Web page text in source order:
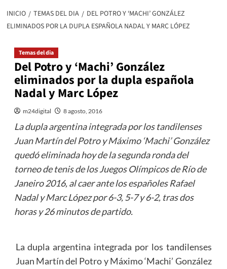
INICIO TEMAS DEL DIA
DEL POTRO Y ‘MACHI’ GONZÁLEZ
ELIMINADOS POR LA DUPLA ESPAÑOLA NADAL Y MARC LÓPEZ
Temas del dia
Del Potro y ‘Machi’ González
eliminados por la dupla española
Nadal y Marc López
m24digital 8 agosto, 2016
La dupla argentina integrada por los tandilenses
Juan Martín del Potro y Máximo ‘Machi’ González
quedó eliminada hoy de la segunda ronda del
torneo de tenis de los Juegos Olímpicos de Río de
Janeiro 2016, al caer ante los españoles Rafael
Nadal y Marc López por 6-3, 5-7 y 6-2, tras dos
horas y 26 minutos de partido.
La dupla argentina integrada por los tandilenses
Juan Martín del Potro y Máximo ‘Machi’ González